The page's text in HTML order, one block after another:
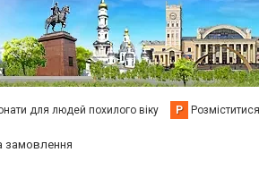
для людей похилого віку Р
замовлення